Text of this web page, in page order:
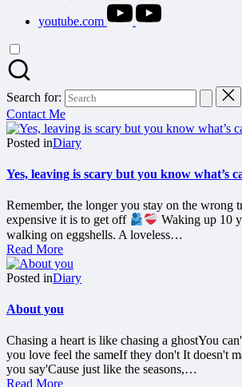
youtube.com
Search for:
Contact Me
Posted inDiary
Yes, leaving is scary but you know what’s
Remember, the longer you stay on the wrong
expensive it is to get off
Waking up 10
walking on eggshells. A loveless…
Read More
Posted inDiary
About you
Chasing a heart is like chasing a ghostYou
you love feel the sameIf they don't It doesn't
you say'Cause just like the seasons,…
Read More